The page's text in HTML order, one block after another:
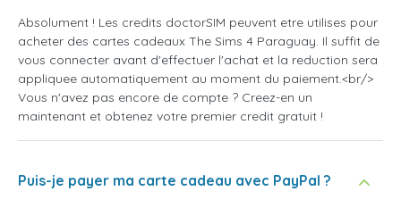
Absolument ! Les credits doctorSIM peuvent etre utilises pour
acheter des cartes cadeaux The Sims 4 Paraguay. Il suffit de
vous connecter avant d'effectuer l'achat et la reduction sera
appliquee automatiquement au moment du paiement.<br/>
Vous n'avez pas encore de compte ? Creez-en un
maintenant et obtenez votre premier credit gratuit !
Puis-je payer ma carte cadeau avec PayPal ?